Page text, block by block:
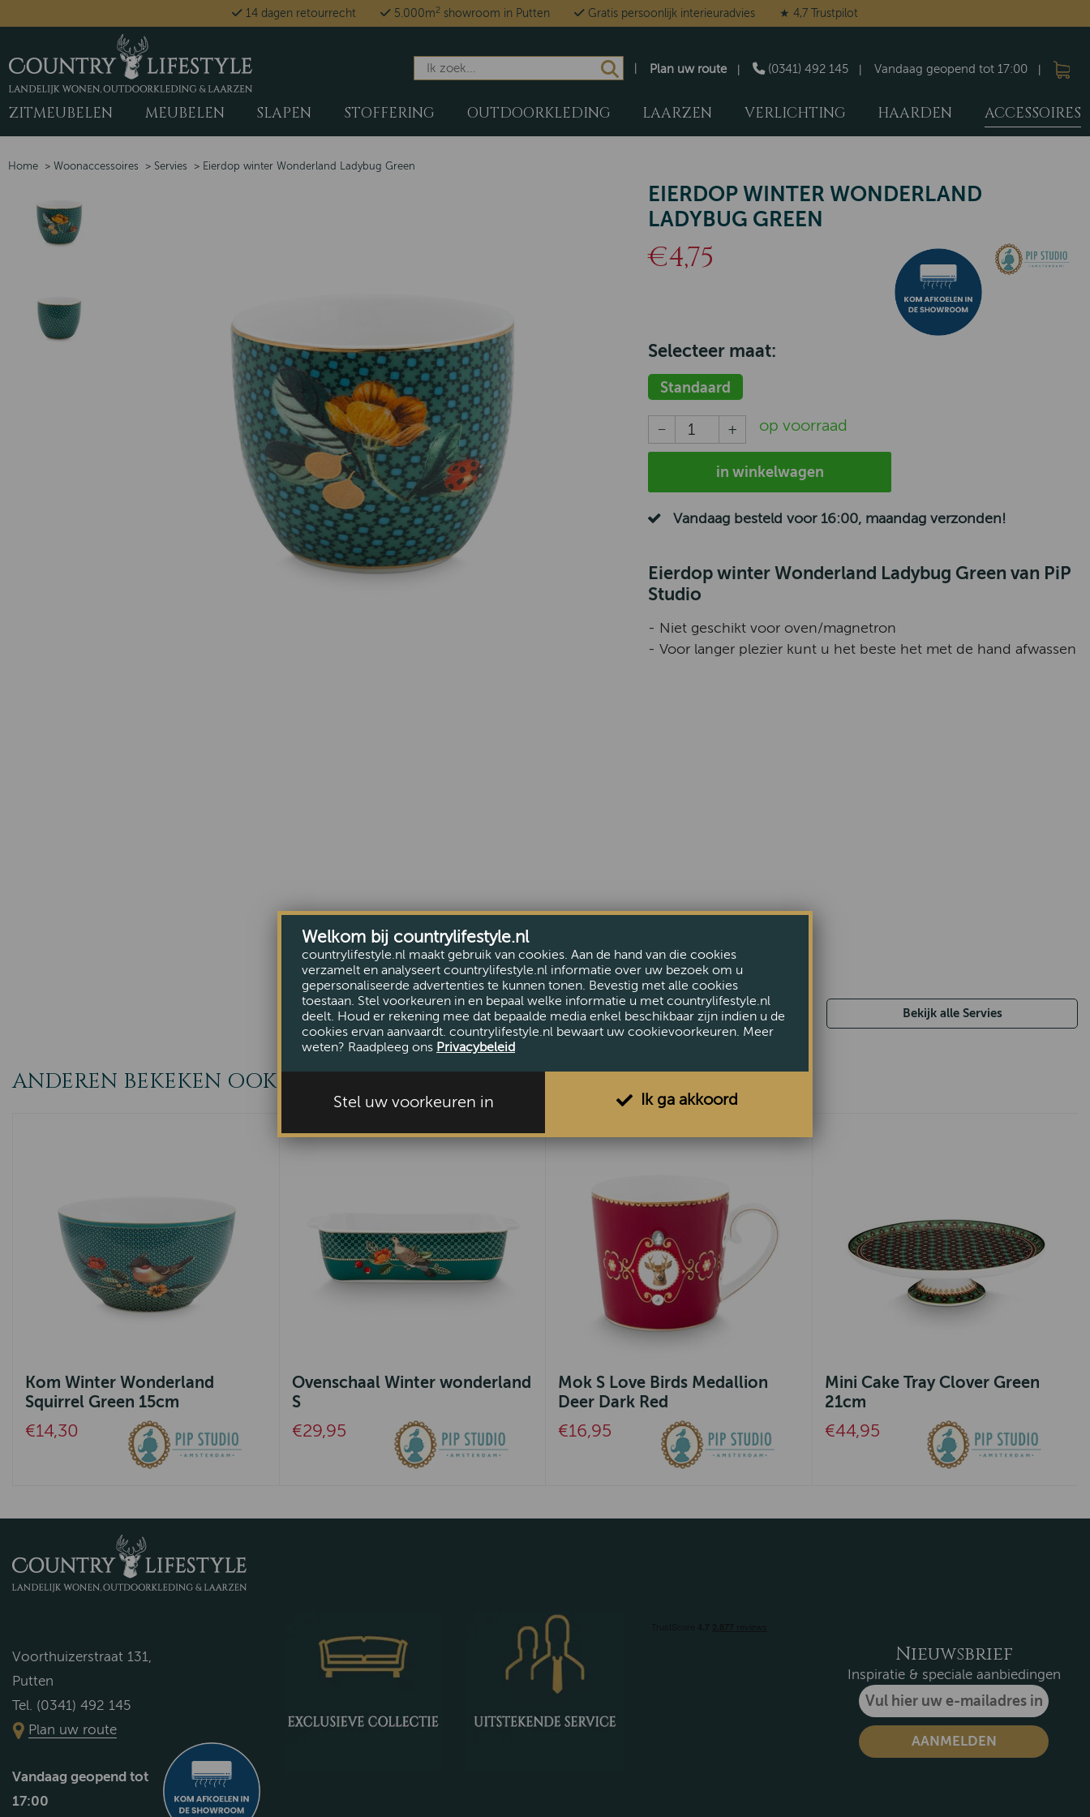
14 dagen retourrecht 5.000m2 showroom in Putten Gratis persoonlijk interieuradvies ★ 4,7 Trustpilot
Vandaag geopend tot 17:00
(0341) 492 145
Plan uw route
ZITMEUBELEN MEUBELEN SLAPEN STOFFERING OUTDOORKLEDING LAARZEN VERLICHTING HAARDEN ACCESSOIRES
Home > Woonaccessoires > Servies > Eierdop winter Wonderland Ladybug Green
EIERDOP WINTER WONDERLAND
LADYBUG GREEN
€4,75
Selecteer maat:
Standaard
op voorraad
in winkelwagen
Vandaag besteld voor 16:00, maandag verzonden!
Eierdop winter Wonderland Ladybug Green van PiP
Studio
- Niet geschikt voor oven/magnetron
- Voor langer plezier kunt u het beste het met de hand afwassen
Bekijk alle Servies
ANDEREN BEKEKEN OOK
Kom Winter Wonderland
Squirrel Green 15cm
€14,30
Ovenschaal Winter wonderland
S
€29,95
Mok S Love Birds Medallion
Deer Dark Red
€16,95
Mini Cake Tray Clover Green
21cm
€44,95
Voorthuizerstraat 131,
Putten
Tel. (0341) 492 145
Plan uw route
Vandaag geopend tot
17:00
Nieuwsbrief
Inspiratie & speciale aanbiedingen
Welkom bij countrylifestyle.nl
countrylifestyle.nl maakt gebruik van cookies. Aan de hand van die cookies
verzamelt en analyseert countrylifestyle.nl informatie over uw bezoek om u
gepersonaliseerde advertenties te kunnen tonen. Bevestig met alle cookies
toestaan. Stel voorkeuren in en bepaal welke informatie u met countrylifestyle.nl
deelt. Houd er rekening mee dat bepaalde media enkel beschikbaar zijn indien u de
cookies ervan aanvaardt. countrylifestyle.nl bewaart uw cookievoorkeuren. Meer
weten? Raadpleeg ons Privacybeleid
Stel uw voorkeuren in Ik ga akkoord